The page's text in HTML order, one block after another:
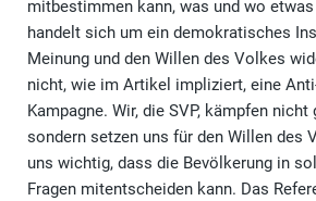
mitbestimmen kann, was und wo
handelt sich um ein demokratisches
Meinung und den Willen des Volkes
nicht, wie im Artikel impliziert, eine
Kampagne. Wir, die SVP, kämpfen nicht
sondern setzen uns für den Willen des
uns wichtig, dass die Bevölkerung in
Fragen mitentscheiden kann. Das